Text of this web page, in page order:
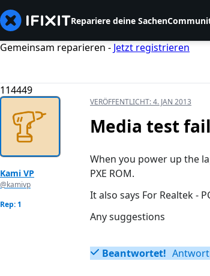
Repariere deine Sachen
Gemeinsam reparieren - Jetzt registrieren
114449
Kami VP
@kamivp
Rep: 1
VERÖFFENTLICHT:4. JAN 2013
Media test
When you power up the
PXE ROM.
It also says For Realtek -
Any suggestions
Beantwortet!